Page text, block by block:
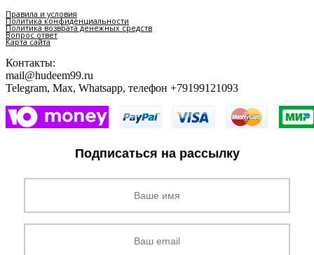
Правила и условия
Политика конфиденциальности
Политика возврата денежных средств
Вопрос ответ
Карта сайта
Контакты:
mail@hudeem99.ru
Telegram, Max, Whatsapp, телефон +79199121093
Подписаться на рассылку